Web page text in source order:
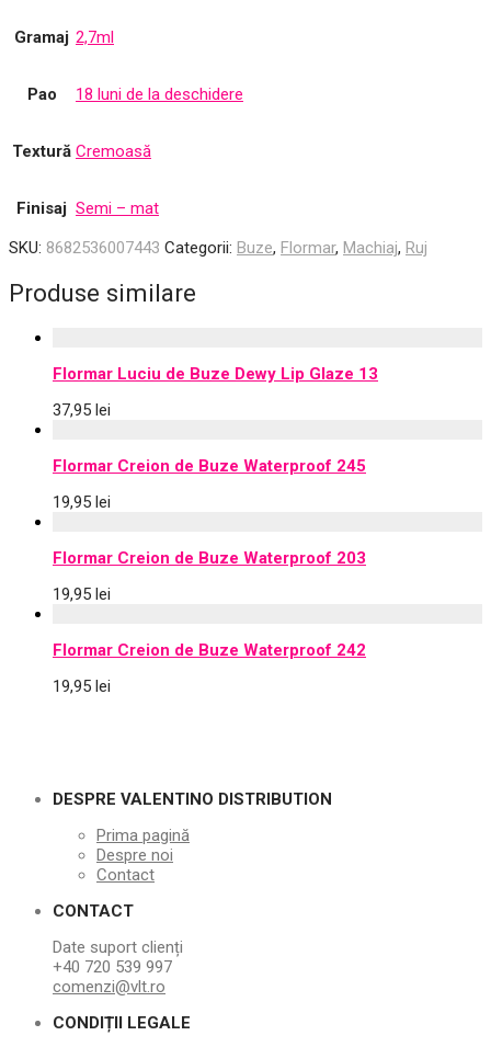
Gramaj 2,7ml
Pao 18 luni de la deschidere
Textură Cremoasă
Finisaj Semi – mat
SKU: 8682536007443 Categorii: Buze, Flormar, Machiaj, Ruj
Produse similare
Flormar Luciu de Buze Dewy Lip Glaze 13
37,95 lei
Flormar Creion de Buze Waterproof 245
19,95 lei
Flormar Creion de Buze Waterproof 203
19,95 lei
Flormar Creion de Buze Waterproof 242
19,95 lei
DESPRE VALENTINO DISTRIBUTION
Prima pagină
Despre noi
Contact
CONTACT
Date suport clienți
+40 720 539 997
comenzi@vlt.ro
CONDIȚII LEGALE